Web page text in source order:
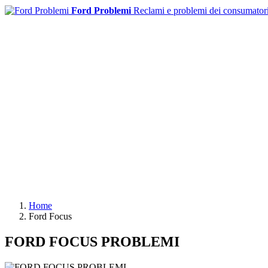
Ford Problemi Reclami e problemi dei consumatori
Home
Ford Focus
FORD FOCUS PROBLEMI